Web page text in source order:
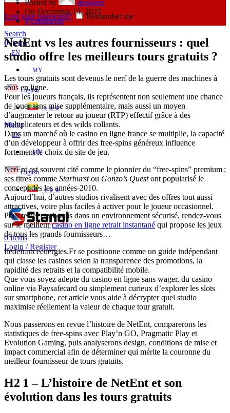
Lost your password?
Remember me
Search
0items
EN
MY
English
ဗမာစာ
Menu
EN
MY
English
ဗမာစာ
0items
Login / Register
Posted by
designer
On December 15, 2025
0 comments
NetEnt vs les autres fournisseurs : quel
studio offre les meilleurs tours gratuits ?
Les tours gratuits sont devenus le nerf de la guerre des machines à
sous en ligne.
Pour les joueurs français, ils représentent non seulement une chance
de jouer sans mise supplémentaire, mais aussi un moyen
d’augmenter le retour au joueur (RTP) effectif grâce à des
multiplicateurs et des wilds collants.
Dans un marché où le casino en ligne france se multiplie, la capacité
d’un développeur à offrir des free‑spins généreux influence
fortement le choix du site de jeu.
NetEnt est souvent cité comme le pionnier du “free‑spins” premium ;
ses titres comme Starburstou Gonzo’s Questont popularisé le
concept dès les années‑2010.
Aujourd’hui, d’autres studios rivalisent avec des offres tout aussi
attractives, voire plus faciles à activer pour le joueur occasionnel.
Pour tester ces bonus dans un environnement sécurisé, rendez‑vous
sur le meilleurcasino en ligne retrait instantané qui propose les jeux
de tous les grands fournisseurs…
Iledefranceenergies.Fr se positionne comme un guide indépendant
qui classe les casinos selon la transparence des promotions, la
rapidité des retraits et la compatibilité mobile.
Que vous soyez adepte du casino en ligne sans wager, du casino
online via Paysafecard ou simplement curieux d’explorer les slots
sur smartphone, cet article vous aide à décrypter quel studio
maximise réellement la valeur de chaque tour gratuit.
Nous passerons en revue l’histoire de NetEnt, comparerons les
statistiques de free‑spins avec Play’n GO, Pragmatic Play et
Evolution Gaming, puis analyserons design, conditions de mise et
impact commercial afin de déterminer qui mérite la couronne du
meilleur fournisseur de tours gratuits.
H2 1 – L’histoire de NetEnt et son
évolution dans les tours gratuits